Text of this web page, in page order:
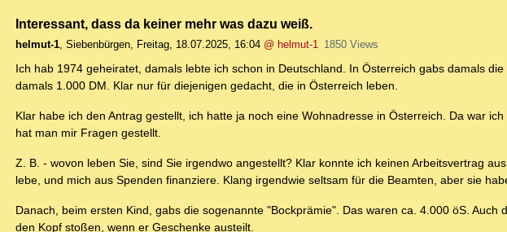
Interessant, dass da keiner mehr was dazu weiß.
helmut-1, Siebenbürgen, Freitag, 18.07.2025, 16:04 @ helmut-1 1850 Views
Ich hab 1974 geheiratet, damals lebte ich schon in Deutschland. In Österreich gabs damals
damals 1.000 DM. Klar nur für diejenigen gedacht, die in Österreich leben.
Klar habe ich den Antrag gestellt, ich hatte ja noch eine Wohnadresse in Österreich. Da war
hat man mir Fragen gestellt.
Z. B. - wovon leben Sie, sind Sie irgendwo angestellt? Klar konnte ich keinen Arbeitsvertrag
lebe, und mich aus Spenden finanziere. Klang irgendwie seltsam für die Beamten, aber sie
Danach, beim ersten Kind, gabs die sogenannte "Bockprämie". Das waren ca. 4.000 öS.
den Kopf stoßen, wenn er Geschenke austeilt.